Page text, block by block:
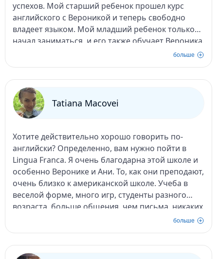
успехов. Мой старший ребенок прошел курс
английского с Вероникой и теперь свободно
владеет языком. Мой младший ребенок только
начал заниматься, и его также обучает Вероника.
также преуспеет в совершенствовании своих
навыков английского под руководством
Вероники. Я очень рекомендую языковую школу
английский!
больше
Tatiana Macovei
Хотите действительно хорошо говорить по-
английски? Определенно, вам нужно пойти в
Lingua Franca. Я очень благодарна этой школе и
особенно Веронике и Ани. То, как они преподают,
очень близко к американской школе. Учеба в
веселой форме, много игр, студенты разного
возраста, больше общения, чем письма, никаких
тестов... все это придает смелости, желания
самым лучшим образом – заставляют всех
больше